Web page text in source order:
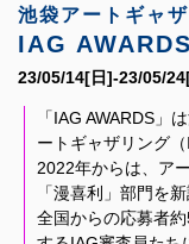
池袋アートギャ
IAG
23/05/14[日]-23/05/
「IAG AWARDS」
ートギャザリング
2022年からは、ア
「漫喜利」部門を新
全国からの応募者